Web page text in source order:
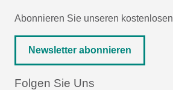
Abonnieren Sie unseren
Newsletter abonnieren
Folgen Sie Uns